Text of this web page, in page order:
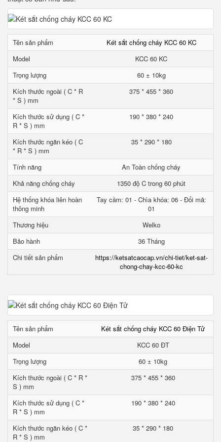
Tên sản phẩm
Két sắt chống cháy KCC 60 KC
Model
KCC 60 KC
Trọng lượng
60 ± 10kg
Kích thước ngoài ( C * R
* S ) mm
375 * 455 * 360
Kích thước sử dụng ( C *
R * S ) mm
190 * 380 * 240
Kích thước ngăn kéo ( C
* R * S ) mm
35 * 290 * 180
Tính năng
An Toàn chống cháy
Khả năng chống cháy
1350 độ C trong 60 phút
Hệ thống khóa liên hoàn
thông minh
Tay cầm: 01 - Chìa khóa: 06 - Đổi mã:
01
Thương hiệu
Welko
Bảo hành
36 Tháng
Chi tiết sản phẩm
https://ketsatcaocap.vn/chi-tiet/ket-sat-
chong-chay-kcc-60-kc
Tên sản phẩm
Két sắt chống cháy KCC 60 Điện Tử
Model
KCC 60 ĐT
Trọng lượng
60 ± 10kg
Kích thước ngoài ( C * R *
S ) mm
375 * 455 * 360
Kích thước sử dụng ( C *
R * S ) mm
190 * 380 * 240
Kích thước ngăn kéo ( C *
R * S ) mm
35 * 290 * 180